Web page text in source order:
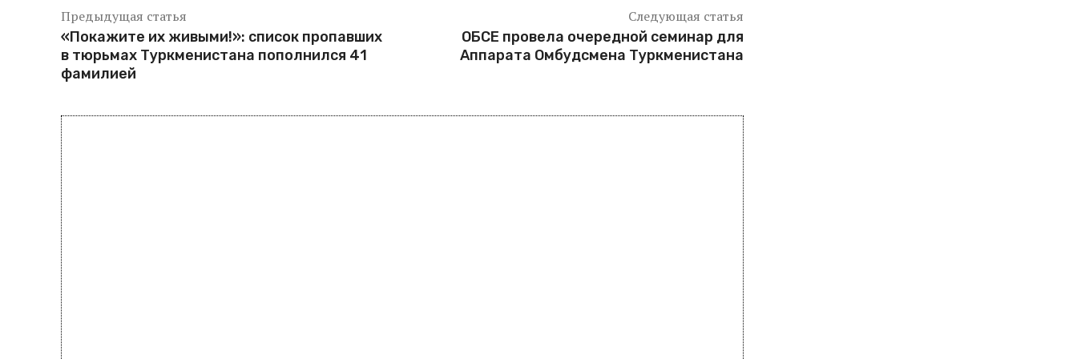
Предыдущая статья
«Покажите их живыми!»: список пропавших
в тюрьмах Туркменистана пополнился 41
фамилией
Следующая статья
ОБСЕ провела очередной семинар для
Аппарата Омбудсмена Туркменистана